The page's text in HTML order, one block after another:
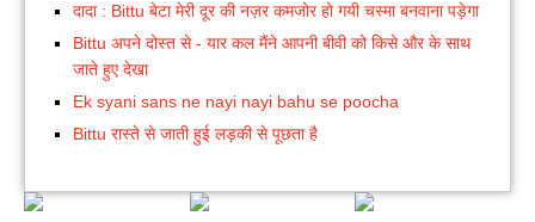
दादा : Bittu बेटा मेरी दूर की नज़र कमजोर हो गयी चस्मा बनवाना पड़ेगा
Bittu अपने दोस्त से - यार कल मैंने आपनी बीवी को किसे और के साथ
जाते हुए देखा
Ek syani sans ne nayi nayi bahu se poocha
Bittu रास्ते से जाती हुई लड़की से पूछता है